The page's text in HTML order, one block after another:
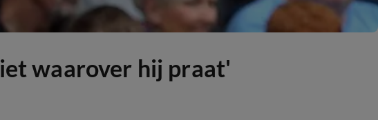
waarover hij praat'